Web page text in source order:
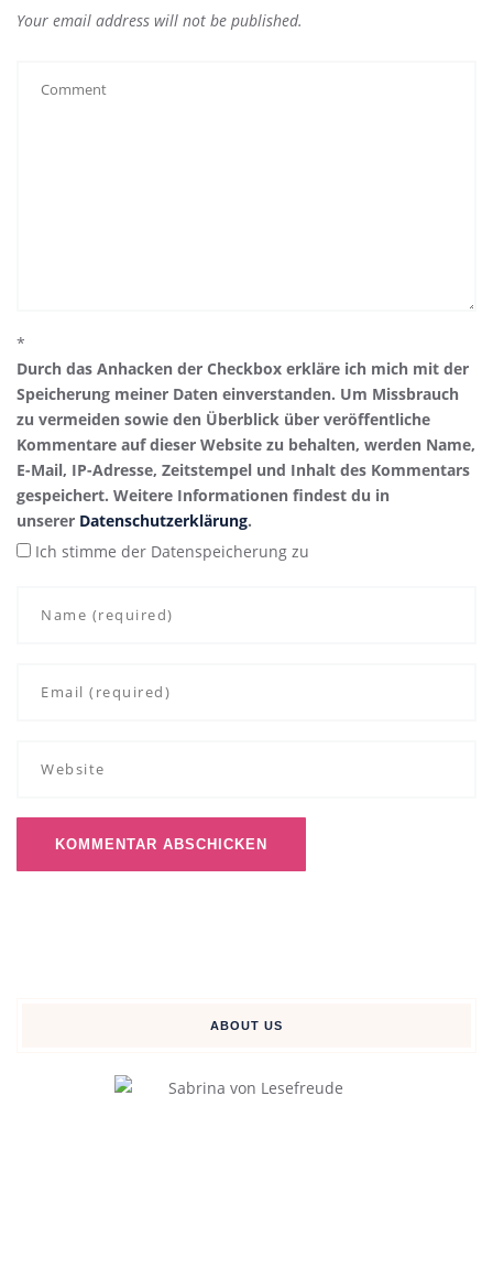
Your email address will not be published.
*
Durch das Anhacken der Checkbox erkläre ich mich mit der
Speicherung meiner Daten einverstanden. Um Missbrauch
zu vermeiden sowie den Überblick über veröffentliche
Kommentare auf dieser Website zu behalten, werden Name,
E-Mail, IP-Adresse, Zeitstempel und Inhalt des Kommentars
gespeichert. Weitere Informationen findest du in
unserer Datenschutzerklärung.
Ich stimme der Datenspeicherung zu
ABOUT US